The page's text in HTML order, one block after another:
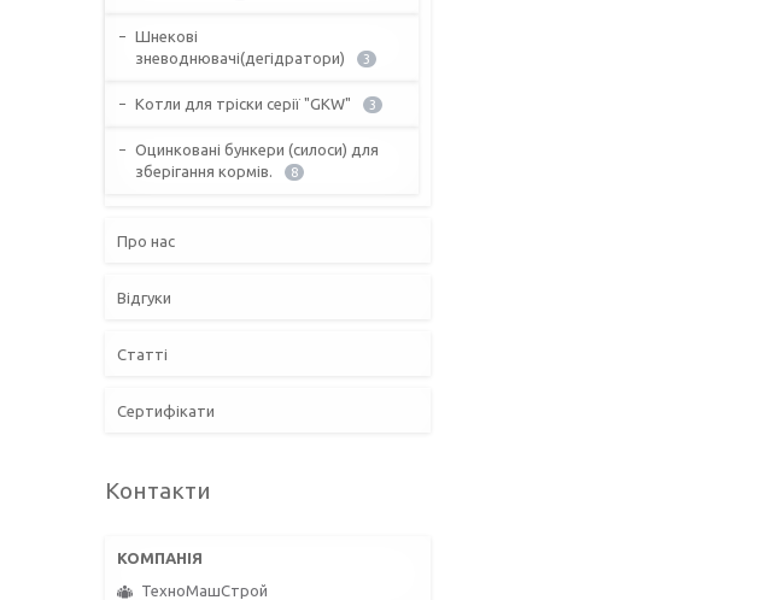
Шнекові
зневоднювачі(дегідратори)
3
Котли для тріски серії "GKW" 3
Оцинковані бункери (силоси) для
зберігання кормів.
8
Про нас
Відгуки
Статті
Сертифікати
Контакти
ТехноМашСтрой